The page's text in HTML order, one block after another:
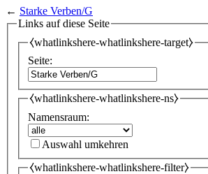
← Starke Verben/G
Links auf diese Seite
⧼whatlinkshere-whatlinkshere-target⧽
Seite:
⧼whatlinkshere-whatlinkshere-ns⧽
Namensraum:
Auswahl umkehren
⧼whatlinkshere-whatlinkshere-filter⧽